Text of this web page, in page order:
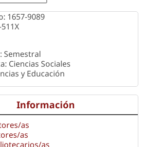
1657-9089
Semestral
Ciencias Sociales
y Educación
Información
as
as
as